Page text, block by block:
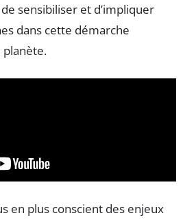
sensibiliser et d’impliquer
dans cette démarche
en plus conscient des enjeux